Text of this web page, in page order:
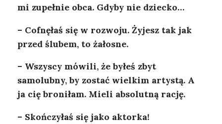
mi zupełnie obca. Gdyby nie dziecko…
– Cofnęłaś się w rozwoju. Żyjesz tak jak
przed ślubem, to żałosne.
– Wszyscy mówili, że byłeś zbyt
samolubny, by zostać wielkim artystą. A
ja cię broniłam. Mieli absolutną rację.
– Skończyłaś się jako aktorka!